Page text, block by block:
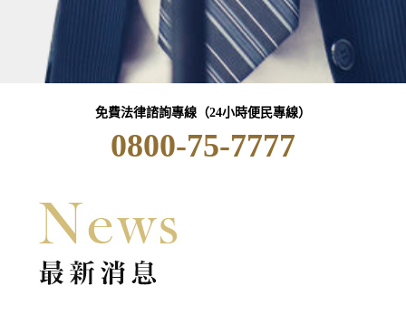
免費法律諮詢專線（24小時便民專線）
0800-75-7777